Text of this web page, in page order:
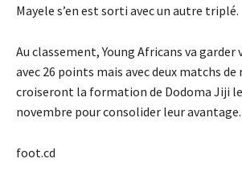
Mayele s’en est sorti avec un autre triplé.
Au classement, Young Africans va garder
avec 26 points mais avec deux matchs de
croiseront la formation de Dodoma Jiji
novembre pour consolider leur avantage.
foot.cd